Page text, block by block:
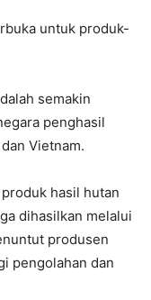
untuk produk-
semakin
penghasil
Vietnam.
hasil hutan
dihasilkan melalui
produsen
pengolahan dan